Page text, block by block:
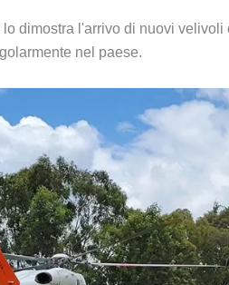
lo dimostra l'arrivo di nuovi
nel paese.